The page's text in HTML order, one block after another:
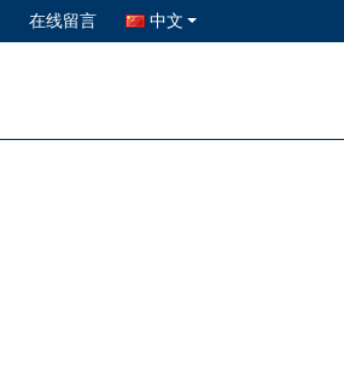
在线留言 中文